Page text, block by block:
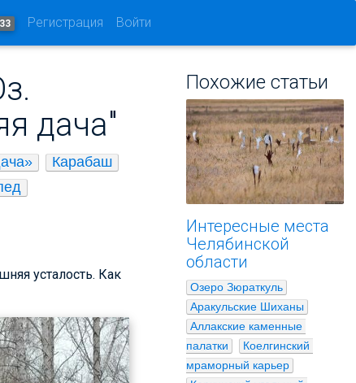
33 Регистрация Войти
дача"
Карабаш
усталость. Как
Похожие статьи
Интересные места
Челябинской
области
Озеро Зюраткуль
Аракульские Шиханы
Аллакские каменные
палатки
Коелгинский
мраморный карьер